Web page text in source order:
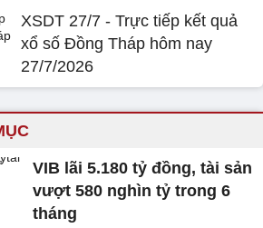
XSDT 27/7 - Trực tiếp kết quả
xổ số Đồng Tháp hôm nay
27/7/2026
VIB lãi 5.180 tỷ đồng, tài sản
vượt 580 nghìn tỷ trong 6
tháng